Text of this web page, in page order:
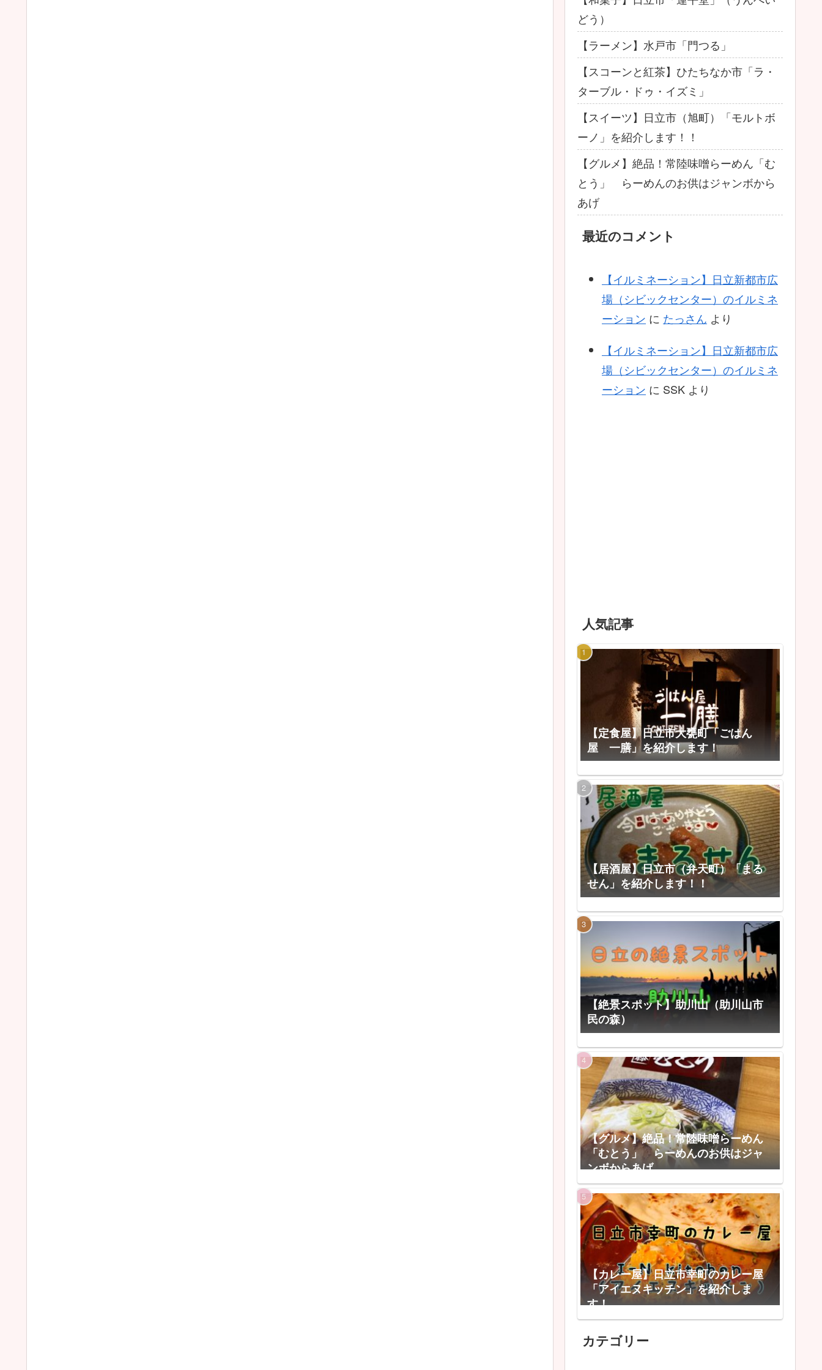
どう）
【ラーメン】水戸市「門つる」
【スコーンと紅茶】ひたちなか市「ラ・
ターブル・ドゥ・イズミ」
【スイーツ】日立市（旭町）「モルトボ
ーノ」を紹介します！！
【グルメ】絶品！常陸味噌らーめん「む
とう」 らーめんのお供はジャンボから
あげ
最近のコメント
【イルミネーション】日立新都市広
場（シビックセンター）のイルミネ
ーション に たっさん より
【イルミネーション】日立新都市広
場（シビックセンター）のイルミネ
ーション に SSK より
人気記事
【定食屋】日立市大甕町「ごはん
屋 一膳」を紹介します！
【居酒屋】日立市（弁天町）「まる
せん」を紹介します！！
【絶景スポット】助川山（助川山市
民の森）
【グルメ】絶品！常陸味噌らーめん
「むとう」 らーめんのお供はジャ
ンボからあげ
【カレー屋】日立市幸町のカレー屋
「アイエヌキッチン」を紹介しま
す！
カテゴリー